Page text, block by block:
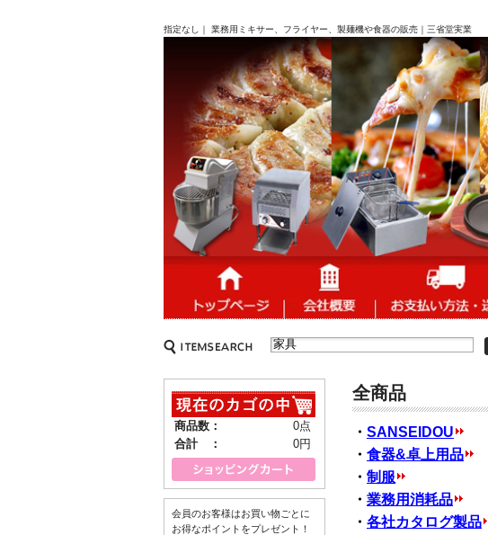
指定なし｜ 業務用ミキサー、フライヤー、製麺機や食器の販売｜三省堂実業
全商品
・ SANSEIDOU
・ 食器&卓上用品
・ 制服
・ 業務用消耗品
・ 各社カタログ製品
商品数：
0点
合計 ：
0円
会員のお客様はお買い物ごとに
お得なポイントをプレゼント！